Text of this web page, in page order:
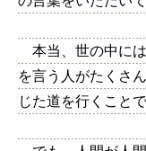
本当、世の中に
を言う人がたくさ
じた道を行くことで